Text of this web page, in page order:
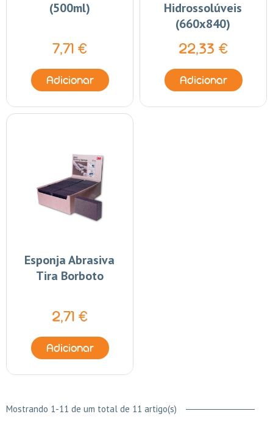
(500ml)
7,71 €
Adicionar
Hidrossolúveis
(660x840)
22,33 €
Adicionar
Esponja Abrasiva
Tira Borboto
2,71 €
Adicionar
Mostrando 1-11 de um total de 11 artigo(s)